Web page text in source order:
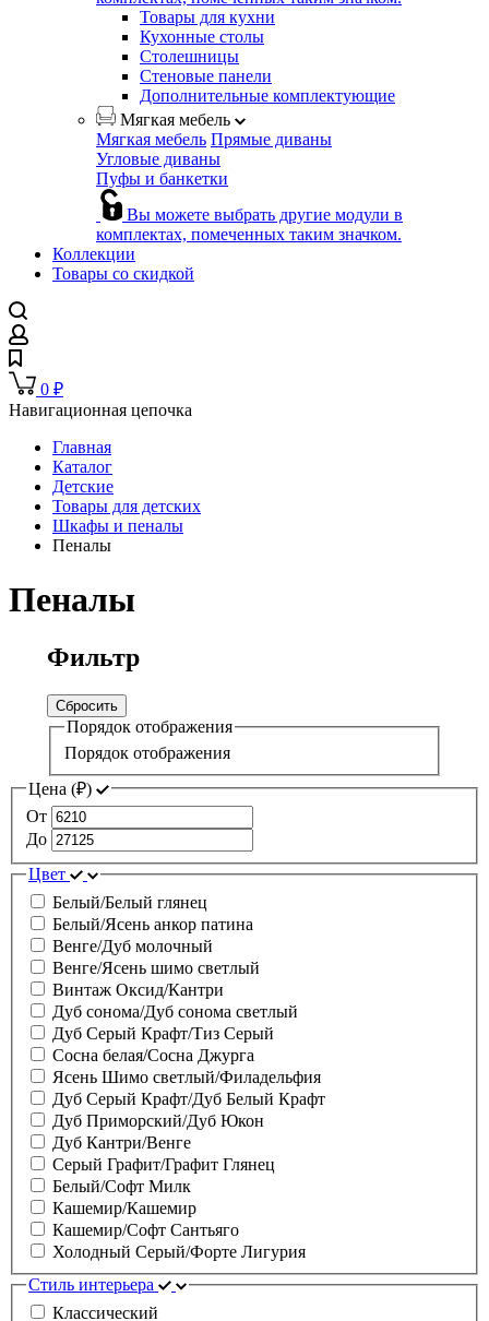
Товары для кухни
Кухонные столы
Столешницы
Стеновые панели
Дополнительные комплектующие
Мягкая мебель
Мягкая мебель Прямые диваны
Угловые диваны
Пуфы и банкетки
Вы можете выбрать другие модули в
комплектах, помеченных таким значком.
Коллекции
Товары со скидкой
0 ₽
Навигационная цепочка
Главная
Каталог
Детские
Товары для детских
Шкафы и пеналы
Пеналы
Пеналы
Фильтр
Сбросить
Порядок отображения
Порядок отображения
Цена (₽)
От
До
Цвет
Белый/Белый глянец
Белый/Ясень анкор патина
Венге/Дуб молочный
Венге/Ясень шимо светлый
Винтаж Оксид/Кантри
Дуб сонома/Дуб сонома светлый
Дуб Серый Крафт/Тиз Серый
Сосна белая/Сосна Джурга
Ясень Шимо светлый/Филадельфия
Дуб Серый Крафт/Дуб Белый Крафт
Дуб Приморский/Дуб Юкон
Дуб Кантри/Венге
Серый Графит/Графит Глянец
Белый/Софт Милк
Кашемир/Кашемир
Кашемир/Софт Сантьяго
Холодный Серый/Форте Лигурия
Стиль интерьера
Классический